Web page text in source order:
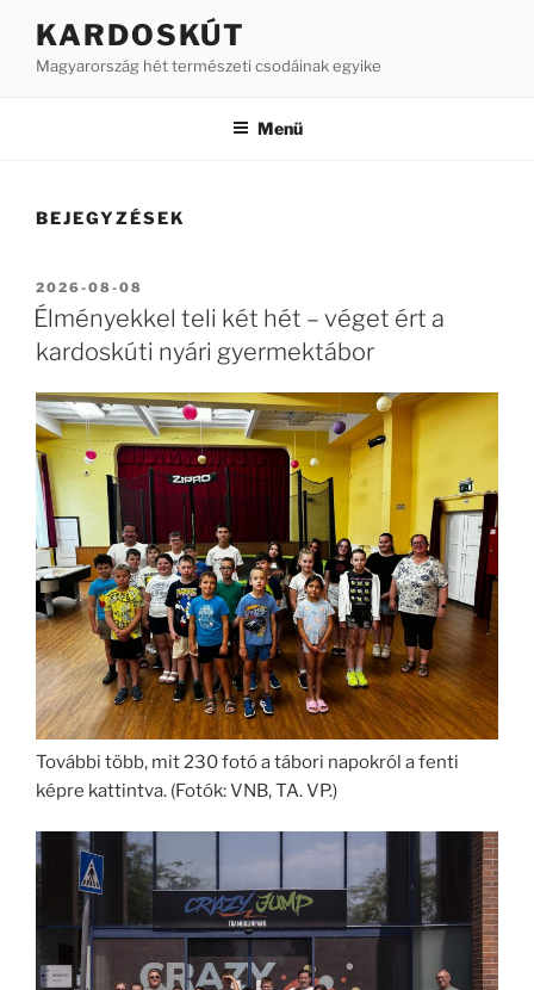
KARDOSKÚT
Magyarország hét természeti csodáinak egyike
Menü
BEJEGYZÉSEK
BEKÜLDVE:
2026-08-08
Élményekkel teli két hét – véget ért a
kardoskúti nyári gyermektábor
További több, mit 230 fotó a tábori napokról a fenti
képre kattintva. (Fotók: VNB, TA. VP.)